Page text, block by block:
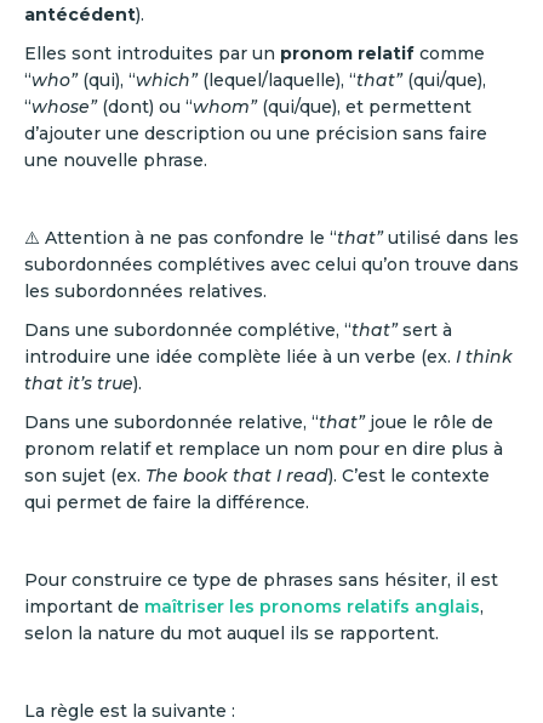
antécédent).
Elles sont introduites par un pronom relatif comme
“who” (qui), “which” (lequel/laquelle), “that”(qui/que),
“whose” (dont) ou “whom” (qui/que), et permettent
d’ajouter une description ou une précision sans faire
une nouvelle phrase.
⚠️ Attention à ne pas confondre le “that”utilisé dans les
subordonnées complétives avec celui qu’on trouve dans
les subordonnées relatives.
Dans une subordonnée complétive, “that”sert à
introduire une idée complète liée à un verbe (ex. I think
that it’s true).
Dans une subordonnée relative, “that”joue le rôle de
pronom relatif et remplace un nom pour en dire plus à
son sujet (ex. The book that I read). C’est le contexte
qui permet de faire la différence.
Pour construire ce type de phrases sans hésiter, il est
important de maîtriser les pronoms relatifs anglais,
selon la nature du mot auquel ils se rapportent.
La règle est la suivante :